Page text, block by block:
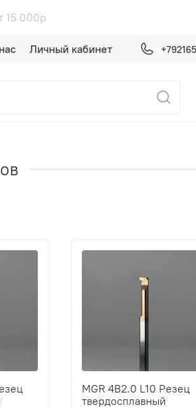
при заказе от 15
Личный кабинет
MGR 4B2.0 L10 Резец
твердосплавный